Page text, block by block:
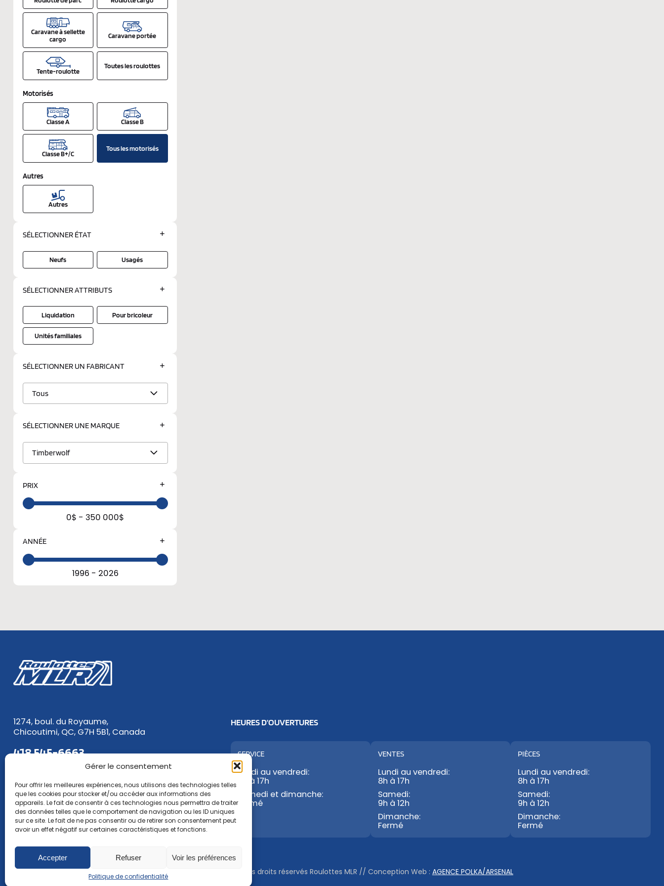
Gérer le consentement
Pour offrir les meilleures expériences, nous utilisons des technologies telles
que les cookies pour stocker et/ou accéder aux informations des
appareils. Le fait de consentir à ces technologies nous permettra de traiter
des données telles que le comportement de navigation ou les ID uniques
sur ce site. Le fait de ne pas consentir ou de retirer son consentement peut
avoir un effet négatif sur certaines caractéristiques et fonctions.
Accepter Refuser Voir les préférences
Politique de confidentialité
Caravane à sellette
cargo
Caravane portée
Tente-roulotte
Toutes les roulottes
Motorisés
Classe A Classe B
Classe B+/C
Tous les motorisés
Autres
Autres
SÉLECTIONNERÉTAT
Neufs Usagés
SÉLECTIONNERATTRIBUTS
Liquidation Pour bricoleur
Unités familiales
SÉLECTIONNER UN FABRICANT
Tous
SÉLECTIONNER UNEMARQUE
Timberwolf
PRIX
0$ - 350 000$
ANNÉE
1996 - 2026
1274, boul. du Royaume,
Chicoutimi, QC, G7H 5B1, Canada
418 545-6663
1 888 545-6663
Courriel :
ventes@roulottesmlr.com
HEURES D’OUVERTURES
SERVICE
Lundi au vendredi:
8h à 17h
Samedi et dimanche:
Fermé
VENTES
Lundi au vendredi:
8h à 17h
Samedi:
9h à 12h
Dimanche:
Fermé
PIÈCES
Lundi au vendredi:
8h à 17h
Samedi:
9h à 12h
Dimanche:
Fermé
Politique de confidentialité © Tous droits réservés Roulottes MLR // Conception Web : AGENCE POLKA/ARSENAL